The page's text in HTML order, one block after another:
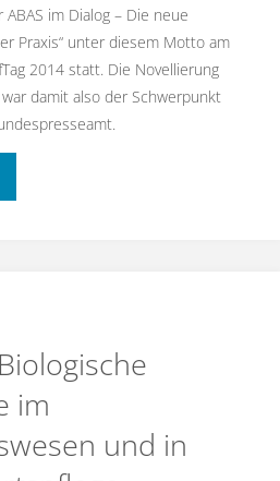
ABAS im Dialog – Die neue
Praxis“ unter diesem Motto am
2014 statt. Die Novellierung
damit also der Schwerpunkt
im
und in